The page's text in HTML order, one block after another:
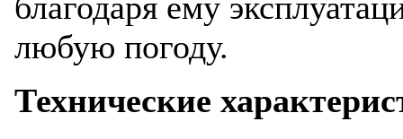
любую погоду.
Технические